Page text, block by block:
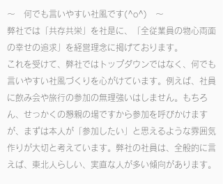
​～ 何でも言いやすい社風です(^o^) ～
弊社では「共存共栄」を社是に、「全従業員の物心両面
の幸せの追求」を経営理念に掲げております。
これを受けて、弊社ではトップダウンではなく、何でも
言いやすい社風づくりを心がけています。例えば、社員
に飲み会や旅行の参加の無理強いはしません。もちろ
ん、せっかくの懇親の場ですから参加を呼びかけます
が、まずは本人が「参加したい」と思えるような雰囲気
作りが大切と考えています。弊社の社員は、全般的に言
えば、東北人らしい、実直な人が多い傾向があります。